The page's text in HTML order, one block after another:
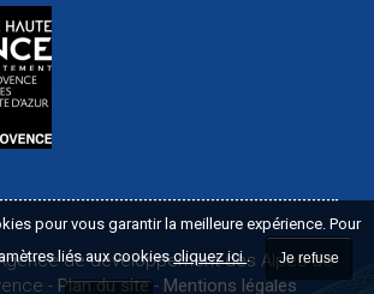
de développement des Alpes de
- Plan du site- Mentions légales
pour vous garantir la meilleure expérience. Pour
liés aux cookiescliquez ici. Je refuse